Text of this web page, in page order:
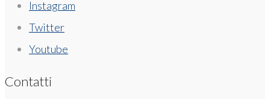
Instagram
Twitter
Youtube
Contatti